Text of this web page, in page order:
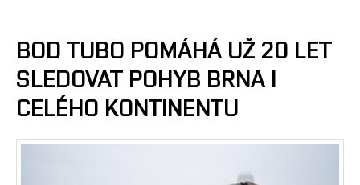
BOD TUBO POMÁHÁ UŽ 20 LET
SLEDOVAT POHYB BRNA I
CELÉHO KONTINENTU